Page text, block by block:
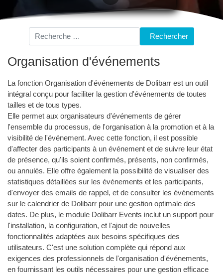
Rechercher Rechercher
Organisation d'événements
La fonction Organisation d'événements de Dolibarr est un outil
intégral conçu pour faciliter la gestion d'événements de toutes
tailles et de tous types.
Elle permet aux organisateurs d'événements de gérer
l'ensemble du processus, de l'organisation à la promotion et à la
visibilité de l'événement. Avec cette fonction, il est possible
d'affecter des participants à un événement et de suivre leur état
de présence, qu'ils soient confirmés, présents, non confirmés,
ou annulés. Elle offre également la possibilité de visualiser des
statistiques détaillées sur les événements et les participants,
d'envoyer des emails de rappel, et de consulter les événements
sur le calendrier de Dolibarr pour une gestion optimale des
dates. De plus, le module Dolibarr Events inclut un support pour
l'installation, la configuration, et l'ajout de nouvelles
fonctionnalités adaptées aux besoins spécifiques des
utilisateurs. C'est une solution complète qui répond aux
exigences des professionnels de l'organisation d'événements,
en fournissant les outils nécessaires pour une gestion efficace